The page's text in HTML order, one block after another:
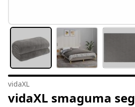
vidaXL
vidaXL smaguma